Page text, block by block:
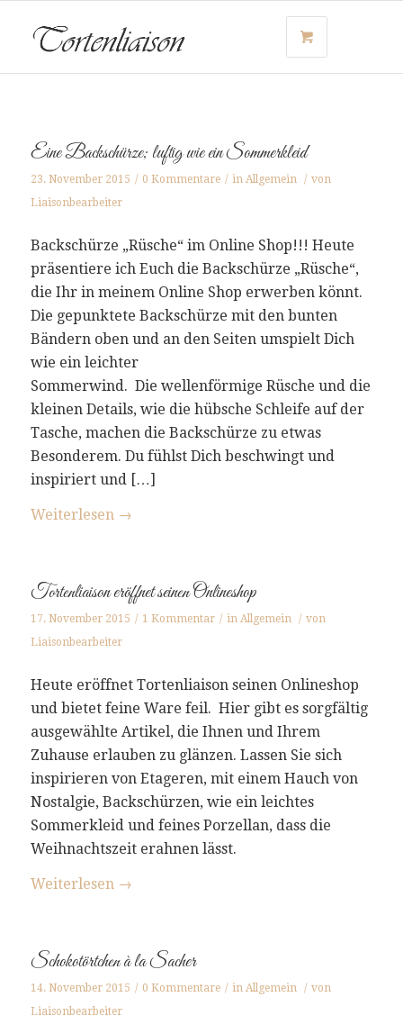
Eine Backschürze; luftig wie ein Sommerkleid
23. November 2015 / 0 Kommentare / in Allgemein / von
Liaisonbearbeiter
Backschürze „Rüsche“ im Online Shop!!! Heute
präsentiere ich Euch die Backschürze „Rüsche“,
die Ihr in meinem Online Shop erwerben könnt.
Die gepunktete Backschürze mit den bunten
Bändern oben und an den Seiten umspielt Dich
wie ein leichter
Sommerwind. Die wellenförmige Rüsche und die
kleinen Details, wie die hübsche Schleife auf der
Tasche, machen die Backschürze zu etwas
Besonderem. Du fühlst Dich beschwingt und
inspiriert und […]
Weiterlesen→
Tortenliaison eröffnet seinen Onlineshop
17. November 2015 / 1 Kommentar / in Allgemein / von
Liaisonbearbeiter
Heute eröffnet Tortenliaison seinen Onlineshop
und bietet feine Ware feil. Hier gibt es sorgfältig
ausgewählte Artikel, die Ihnen und Ihrem
Zuhause erlauben zu glänzen. Lassen Sie sich
inspirieren von Etageren, mit einem Hauch von
Nostalgie, Backschürzen, wie ein leichtes
Sommerkleid und feines Porzellan, dass die
Weihnachtszeit erahnen lässt.
Weiterlesen→
Schokotörtchen à la Sacher
14. November 2015 / 0 Kommentare / in Allgemein / von
Liaisonbearbeiter